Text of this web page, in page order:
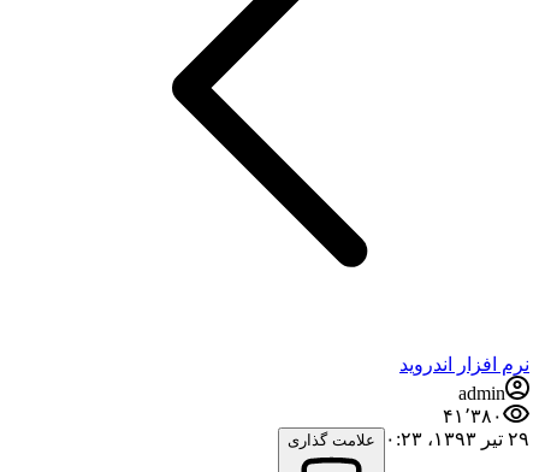
نرم افزار اندروید
admin
۴۱٬۳۸۰
۲۹ تیر ۱۳۹۳،‏ ۰:۲۳
علامت گذاری